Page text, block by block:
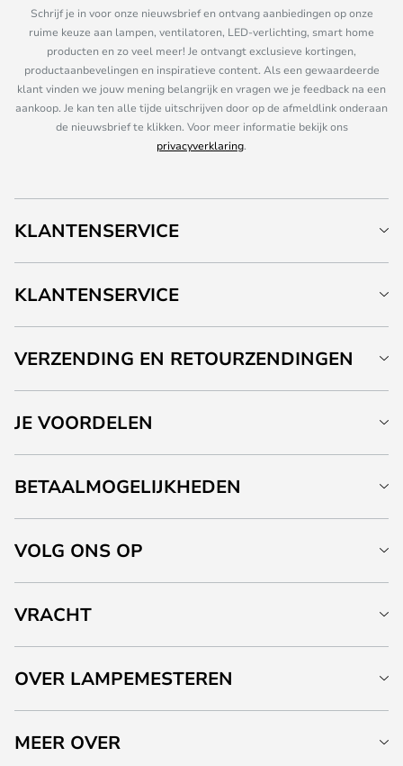
Schrijf je in voor onze nieuwsbrief en ontvang aanbiedingen op onze
ruime keuze aan lampen, ventilatoren, LED-verlichting, smart home
producten en zo veel meer! Je ontvangt exclusieve kortingen,
productaanbevelingen en inspiratieve content. Als een gewaardeerde
klant vinden we jouw mening belangrijk en vragen we je feedback na een
aankoop. Je kan ten alle tijde uitschrijven door op de afmeldlink onderaan
de nieuwsbrief te klikken. Voor meer informatie bekijk ons
privacyverklaring.
KLANTENSERVICE
KLANTENSERVICE
VERZENDING EN RETOURZENDINGEN
JE VOORDELEN
BETAALMOGELIJKHEDEN
VOLG ONS OP
VRACHT
OVER LAMPEMESTEREN
MEER OVER